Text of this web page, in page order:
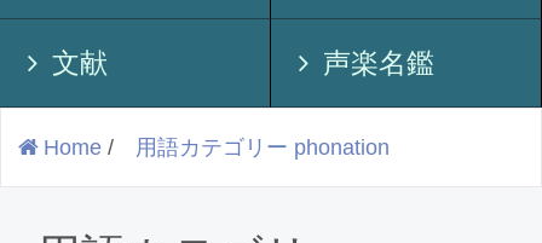
文献 声楽名鑑
Home / 用語カテゴリー phonation